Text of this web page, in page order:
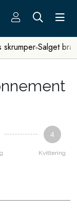
Salget
4
Kvittering